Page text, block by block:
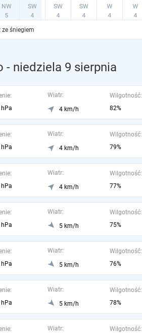
ze śniegiem
- niedziela 9 sierpnia
Wiatr:
4 km/h
Wilgotność:
82%
Wiatr:
4 km/h
Wilgotność:
79%
Wiatr:
4 km/h
Wilgotność:
77%
Wiatr:
5 km/h
Wilgotność:
75%
Wiatr:
5 km/h
Wilgotność:
76%
Wiatr:
5 km/h
Wilgotność:
78%
Wiatr:
Wilgotność: